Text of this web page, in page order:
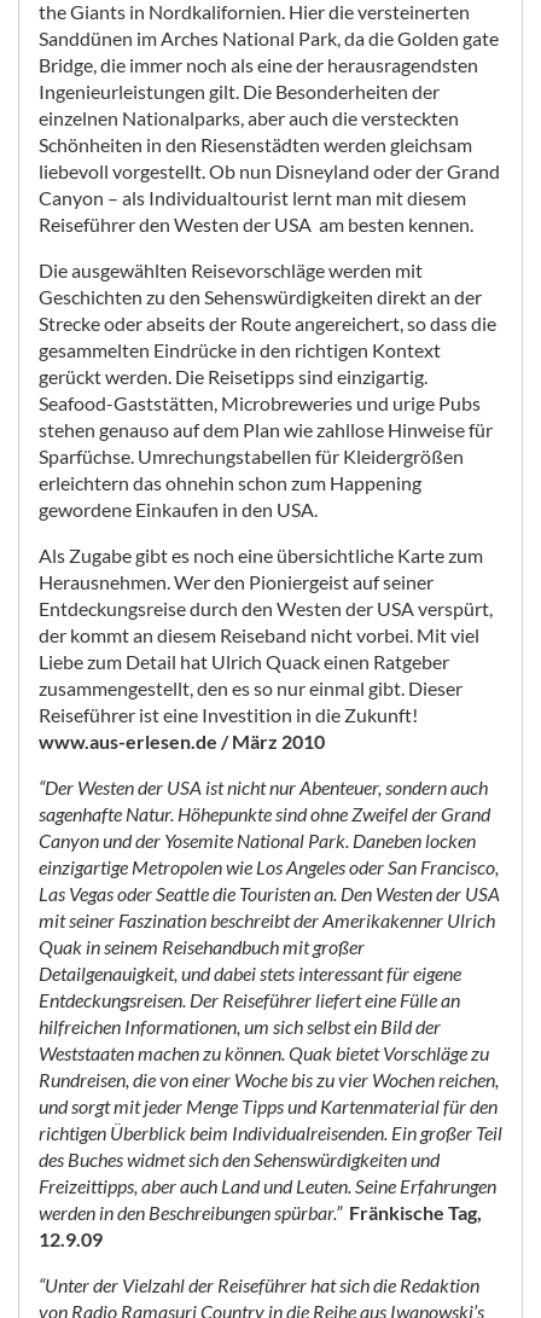
the Giants in Nordkalifornien. Hier die versteinerten
Sanddünen im Arches National Park, da die Golden gate
Bridge, die immer noch als eine der herausragendsten
Ingenieurleistungen gilt. Die Besonderheiten der
einzelnen Nationalparks, aber auch die versteckten
Schönheiten in den Riesenstädten werden gleichsam
liebevoll vorgestellt. Ob nun Disneyland oder der Grand
Canyon – als Individualtourist lernt man mit diesem
Reiseführer den Westen der USA am besten kennen.
Die ausgewählten Reisevorschläge werden mit
Geschichten zu den Sehenswürdigkeiten direkt an der
Strecke oder abseits der Route angereichert, so dass die
gesammelten Eindrücke in den richtigen Kontext
gerückt werden. Die Reisetipps sind einzigartig.
Seafood-Gaststätten, Microbreweries und urige Pubs
stehen genauso auf dem Plan wie zahllose Hinweise für
Sparfüchse. Umrechungstabellen für Kleidergrößen
erleichtern das ohnehin schon zum Happening
gewordene Einkaufen in den USA.
Als Zugabe gibt es noch eine übersichtliche Karte zum
Herausnehmen. Wer den Pioniergeist auf seiner
Entdeckungsreise durch den Westen der USA verspürt,
der kommt an diesem Reiseband nicht vorbei. Mit viel
Liebe zum Detail hat Ulrich Quack einen Ratgeber
zusammengestellt, den es so nur einmal gibt. Dieser
Reiseführer ist eine Investition in die Zukunft!
www.aus-erlesen.de / März 2010
“Der Westen der USA ist nicht nur Abenteuer, sondern auch
sagenhafte Natur. Höhepunkte sind ohne Zweifel der Grand
Canyon und der Yosemite National Park. Daneben locken
einzigartige Metropolen wie Los Angeles oder San Francisco,
Las Vegas oder Seattle die Touristen an. Den Westen der USA
mit seiner Faszination beschreibt der Amerikakenner Ulrich
Quak in seinem Reisehandbuch mit großer
Detailgenauigkeit, und dabei stets interessant für eigene
Entdeckungsreisen. Der Reiseführer liefert eine Fülle an
hilfreichen Informationen, um sich selbst ein Bild der
Weststaaten machen zu können. Quak bietet Vorschläge zu
Rundreisen, die von einer Woche bis zu vier Wochen reichen,
und sorgt mit jeder Menge Tipps und Kartenmaterial für den
richtigen Überblick beim Individualreisenden. Ein großer Teil
des Buches widmet sich den Sehenswürdigkeiten und
Freizeittipps, aber auch Land und Leuten. Seine Erfahrungen
werden in den Beschreibungen spürbar.” Fränkische Tag,
12.9.09
“Unter der Vielzahl der Reiseführer hat sich die Redaktion
von Radio Ramasuri Country in die Reihe aus Iwanowski’s